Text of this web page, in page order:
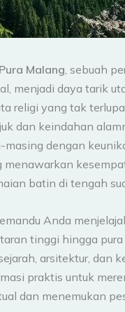
Pura Malang, sebuah
menjadi daya tarik
religi yang tak
dan keindahan
masing dengan
menawarkan
batin di tengah
Anda
tinggi hingga
arsitektur, dan
praktis untuk
dan menemukan